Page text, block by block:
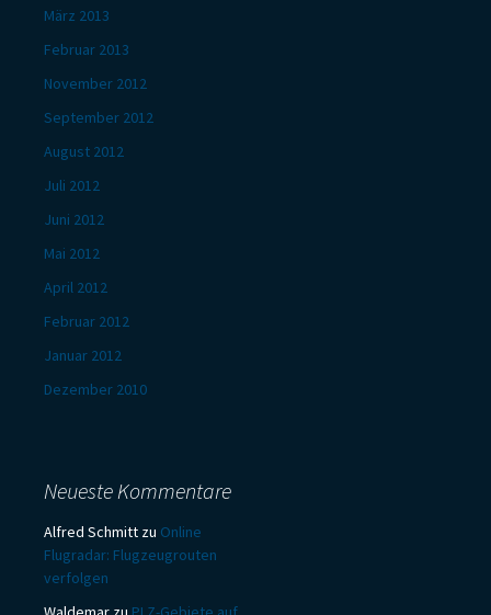
März 2013
Februar 2013
November 2012
September 2012
August 2012
Juli 2012
Juni 2012
Mai 2012
April 2012
Februar 2012
Januar 2012
Dezember 2010
Neueste Kommentare
Alfred Schmitt zu Online
Flugradar: Flugzeugrouten
verfolgen